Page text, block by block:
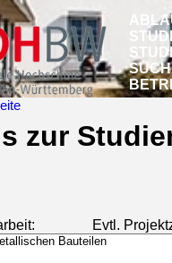
zur
Evtl.